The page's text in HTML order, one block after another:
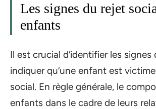
Les signes du rejet
enfants
Il est crucial d’identifier les
indiquer qu’une enfant est
social. En règle générale, le
enfants dans le cadre de leurs